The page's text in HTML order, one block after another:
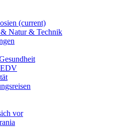
(current)
Natur & Technik
vor